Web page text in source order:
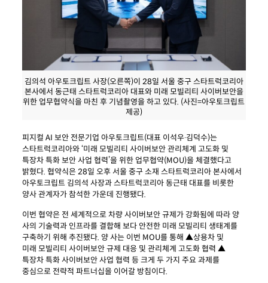
김의석 아우토크립트 사장(오른쪽)이 28일 서울 중구 스타트럭코리아
본사에서 동근태 스타트럭코리아 대표와 미래 모빌리티 사이버보안을
위한 업무협약식을 마친 후 기념촬영을 하고 있다. (사진=아우토크립트
제공)
피지컬 AI 보안 전문기업 아우토크립트(대표 이석우∙김덕수)는
스타트럭코리아와 ‘미래 모빌리티 사이버보안 관리체계 고도화 및
특장차 특화 보안 사업 협력’을 위한 업무협약(MOU)을 체결했다고
밝혔다. 협약식은 28일 오후 서울 중구 소재 스타트럭코리아 본사에서
아우토크립트 김의석 사장과 스타트럭코리아 동근태 대표를 비롯한
양사 관계자가 참석한 가운데 진행됐다.
이번 협약은 전 세계적으로 차량 사이버보안 규제가 강화됨에 따라 양
사의 기술력과 인프라를 결합해 보다 안전한 미래 모빌리티 생태계를
구축하기 위해 추진됐다. 양 사는 이번 MOU를 통해 ▲상용차 및
미래 모빌리티 사이버보안 규제 대응 및 관리체계 고도화 협력 ▲
특장차 특화 사이버보안 사업 협력 등 크게 두 가지 주요 과제를
중심으로 전략적 파트너십을 이어갈 방침이다.